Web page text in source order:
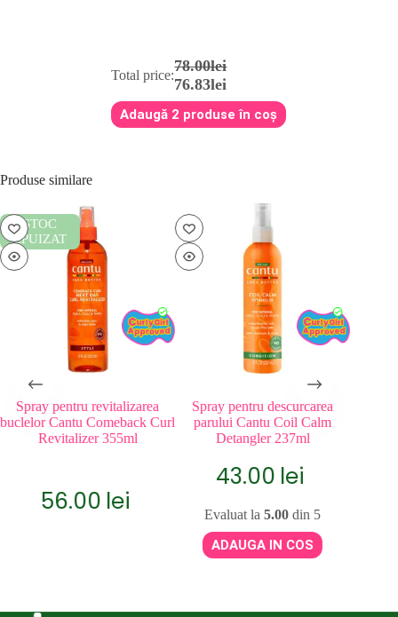
Total price:
78.00lei
76.83lei
Adaugă 2 produse în coș
Produse similare
STOC
EPUIZAT
Spray pentru revitalizarea
buclelor Cantu Comeback Curl
Revitalizer 355ml
56.00 lei
Spray pentru descurcarea
parului Cantu Coil Calm
Detangler 237ml
43.00 lei
Evaluat la5.00 din 5
ADAUGA IN COS